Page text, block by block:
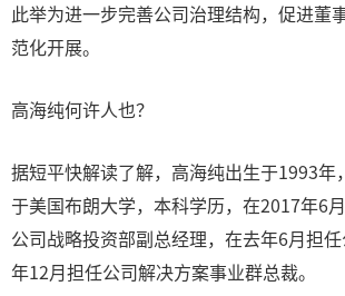
此举为进一步完善公司治理结构，促进董
范化开展。
高海纯何许人也？
据短平快解读了解，高海纯出生于1993年
于美国布朗大学，本科学历，在2017年6
公司战略投资部副总经理，在去年6月担
年12月担任公司解决方案事业群总裁。